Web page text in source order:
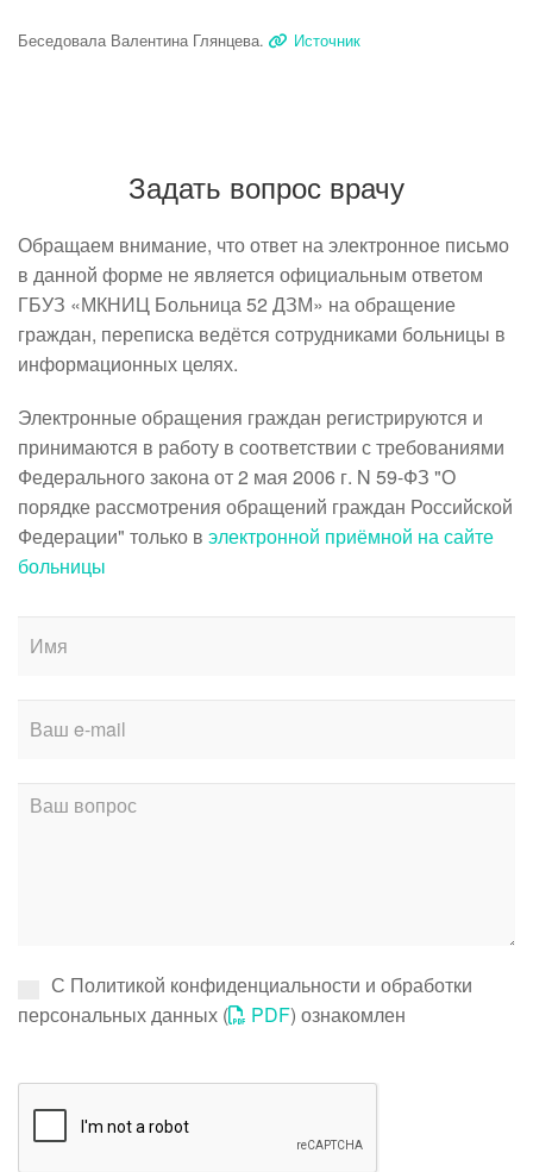
Беседовала Валентина Глянцева. Источник
Задать вопрос врачу
Обращаем внимание, что ответ на электронное письмо
в данной форме не является официальным ответом
ГБУЗ «МКНИЦ Больница 52 ДЗМ» на обращение
граждан, переписка ведётся сотрудниками больницы в
информационных целях.
Электронные обращения граждан регистрируются и
принимаются в работу в соответствии с требованиями
Федерального закона от 2 мая 2006 г. N 59-ФЗ "О
порядке рассмотрения обращений граждан Российской
Федерации" только в электронной приёмной на сайте
больницы
С Политикой конфиденциальности и обработки
персональных данных (
PDF) ознакомлен